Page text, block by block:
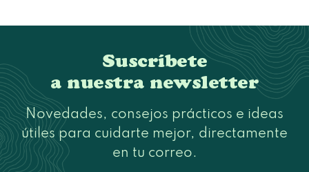
Suscríbete
a nuestra newsletter
Novedades, consejos prácticos e ideas
útiles para cuidarte mejor, directamente
en tu correo.